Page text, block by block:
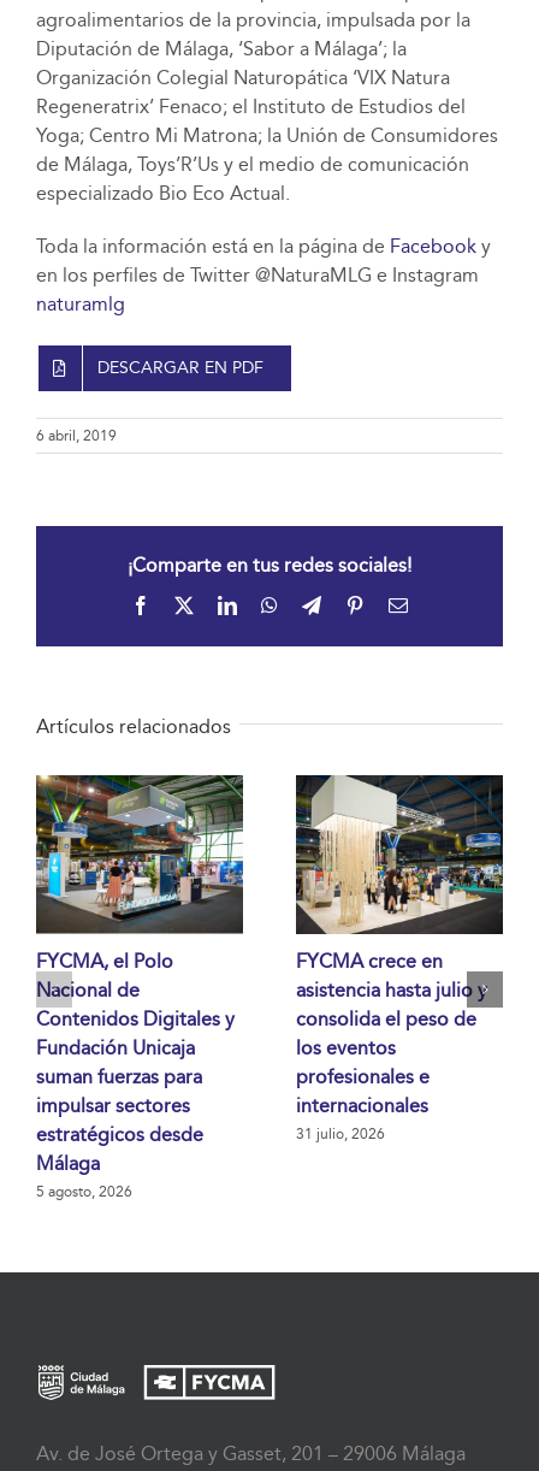
agroalimentarios de la provincia, impulsada por la
Diputación de Málaga, ‘Sabor a Málaga’; la
Organización Colegial Naturopática ‘VIX Natura
Regeneratrix’ Fenaco; el Instituto de Estudios del
Yoga; Centro Mi Matrona; la Unión de Consumidores
de Málaga, Toys’R’Us y el medio de comunicación
especializado Bio Eco Actual.
Toda la información está en la página de Facebooky
en los perfiles de Twitter @NaturaMLG e Instagram
naturamlg
DESCARGAR EN PDF
6 abril, 2019
¡Comparte en tus redes sociales!
Facebook LinkedInWhatsApp
TelegramPinterestCorreo
Artículos relacionados
FYCMA, el Polo
Nacional de
Contenidos Digitales y
Fundación Unicaja
suman fuerzas para
impulsar sectores
estratégicos desde
Málaga
5 agosto, 2026
FYCMA crece en
asistencia hasta julio y
consolida el peso de
los eventos
profesionales e
internacionales
31 julio, 2026
Av. de José Ortega y Gasset, 201 – 29006 Málaga